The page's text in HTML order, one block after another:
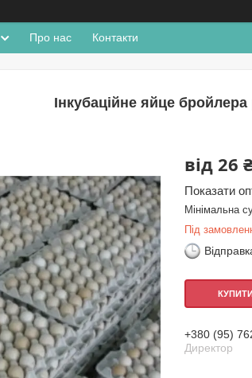
Про нас Контакти
Інкубаційне яйце
від 26
Показати
Мінімальна
Під
+380 (95)
Директор